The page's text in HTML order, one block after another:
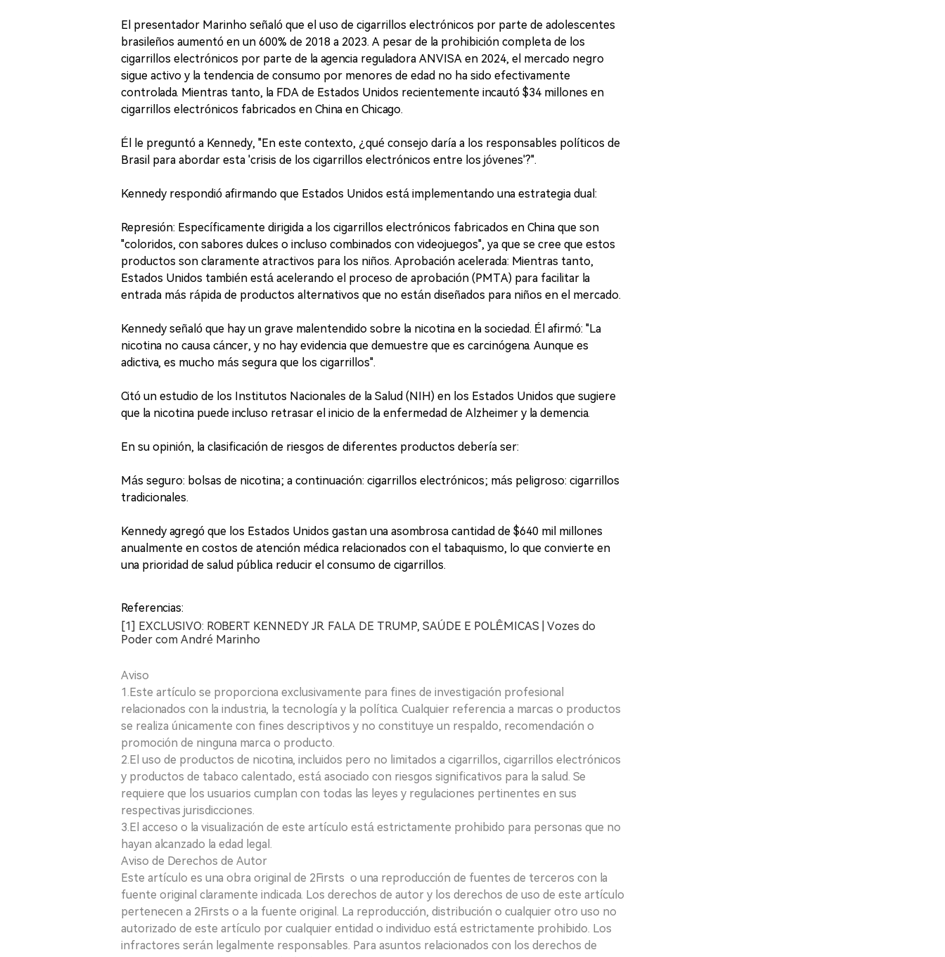
El presentador Marinho señaló que el uso de cigarrillos electrónicos por parte de adolescentes
brasileños aumentó en un 600% de 2018 a 2023. A pesar de la prohibición completa de los
cigarrillos electrónicos por parte de la agencia reguladora ANVISA en 2024, el mercado negro
sigue activo y la tendencia de consumo por menores de edad no ha sido efectivamente
controlada. Mientras tanto, la FDA de Estados Unidos recientemente incautó $34 millones en
cigarrillos electrónicos fabricados en China en Chicago.
Él le preguntó a Kennedy, "En este contexto, ¿qué consejo daría a los responsables políticos de
Brasil para abordar esta 'crisis de los cigarrillos electrónicos entre los jóvenes'?".
Kennedy respondió afirmando que Estados Unidos está implementando una estrategia dual:
Represión: Específicamente dirigida a los cigarrillos electrónicos fabricados en China que son
"coloridos, con sabores dulces o incluso combinados con videojuegos", ya que se cree que estos
productos son claramente atractivos para los niños. Aprobación acelerada: Mientras tanto,
Estados Unidos también está acelerando el proceso de aprobación (PMTA) para facilitar la
entrada más rápida de productos alternativos que no están diseñados para niños en el mercado.
Kennedy señaló que hay un grave malentendido sobre la nicotina en la sociedad. Él afirmó: "La
nicotina no causa cáncer, y no hay evidencia que demuestre que es carcinógena. Aunque es
adictiva, es mucho más segura que los cigarrillos".
Citó un estudio de los Institutos Nacionales de la Salud (NIH) en los Estados Unidos que sugiere
que la nicotina puede incluso retrasar el inicio de la enfermedad de Alzheimer y la demencia.
En su opinión, la clasificación de riesgos de diferentes productos debería ser:
Más seguro: bolsas de nicotina; a continuación: cigarrillos electrónicos; más peligroso: cigarrillos
tradicionales.
Kennedy agregó que los Estados Unidos gastan una asombrosa cantidad de $640 mil millones
anualmente en costos de atención médica relacionados con el tabaquismo, lo que convierte en
una prioridad de salud pública reducir el consumo de cigarrillos.
Referencias:
[1] EXCLUSIVO: ROBERT KENNEDY JR. FALA DE TRUMP, SAÚDE E POLÊMICAS | Vozes do
Poder com André Marinho
Aviso
1.Este artículo se proporciona exclusivamente para fines de investigación profesional
relacionados con la industria, la tecnología y la política. Cualquier referencia a marcas o productos
se realiza únicamente con fines descriptivos y no constituye un respaldo, recomendación o
promoción de ninguna marca o producto.
2.El uso de productos de nicotina, incluidos pero no limitados a cigarrillos, cigarrillos electrónicos
y productos de tabaco calentado, está asociado con riesgos significativos para la salud. Se
requiere que los usuarios cumplan con todas las leyes y regulaciones pertinentes en sus
respectivas jurisdicciones.
3.El acceso o la visualización de este artículo está estrictamente prohibido para personas que no
hayan alcanzado la edad legal.
Aviso de Derechos de Autor
Este artículo es una obra original de 2Firsts o una reproducción de fuentes de terceros con la
fuente original claramente indicada. Los derechos de autor y los derechos de uso de este artículo
pertenecen a 2Firsts o a la fuente original. La reproducción, distribución o cualquier otro uso no
autorizado de este artículo por cualquier entidad o individuo está estrictamente prohibido. Los
infractores serán legalmente responsables. Para asuntos relacionados con los derechos de